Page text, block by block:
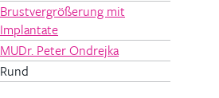
Brustvergrößerung mit
Implantate
MUDr. Peter Ondrejka
Rund